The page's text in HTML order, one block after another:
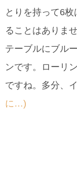
とりを持って6
ることはありま
テーブルにブル
ンです。ローリ
ですね。多分、
に…)